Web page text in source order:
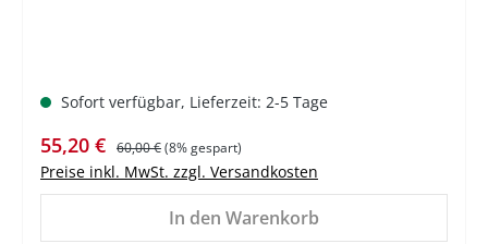
Sofort verfügbar, Lieferzeit: 2-5 Tage
Verkaufspreis:
55,20 € Regulärer Preis:
60,00 €(8% gespart)
Preise inkl. MwSt. zzgl. Versandkosten
In den Warenkorb